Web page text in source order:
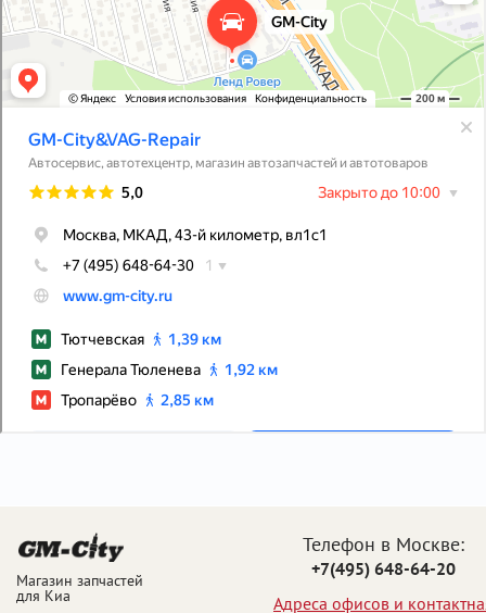
Магазин запчастей
для Киа
Телефон в Москве:
+7(495) 648-64-20
Адреса офисов и